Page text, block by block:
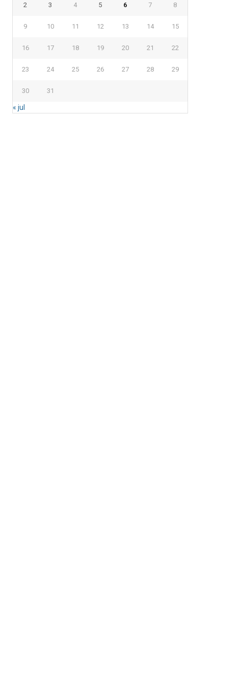
2 3 4 5 6 7 8
9 10 11 12 13 14 15
16 17 18 19 20 21 22
23 24 25 26 27 28 29
30 31
« jul